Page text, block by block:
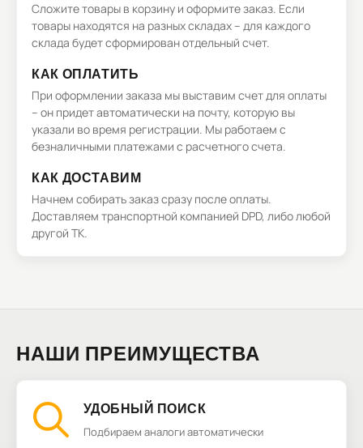
Сложите товары в корзину и оформите заказ. Если
товары находятся на разных складах – для каждого
склада будет сформирован отдельный счет.
КАК ОПЛАТИТЬ
При оформлении заказа мы выставим счет для оплаты
– он придет автоматически на почту, которую вы
указали во время регистрации. Мы работаем с
безналичными платежами с расчетного счета.
КАК ДОСТАВИМ
Начнем собирать заказ сразу после оплаты.
Доставляем транспортной компанией DPD, либо любой
другой ТК.
НАШИ ПРЕИМУЩЕСТВА
УДОБНЫЙ ПОИСК
Подбираем аналоги автоматически